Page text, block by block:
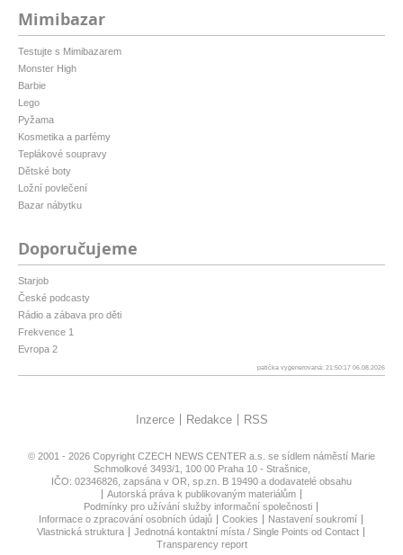
Mimibazar
Testujte s Mimibazarem
Monster High
Barbie
Lego
Pyžama
Kosmetika a parfémy
Teplákové soupravy
Dětské boty
Ložní povlečení
Bazar nábytku
Doporučujeme
Starjob
České podcasty
Rádio a zábava pro děti
Frekvence 1
Evropa 2
patička vygenerovaná: 21:50:17 06.08.2026
Inzerce Redakce RSS
© 2001 - 2026 Copyright CZECH NEWS CENTER a.s. se sídlem náměstí Marie
Schmolkové 3493/1, 100 00 Praha 10 - Strašnice,
IČO: 02346826, zapsána v OR, sp.zn. B 19490 a dodavatelé obsahu
Autorská práva k publikovaným materiálům
Podmínky pro užívání služby informační společnosti
Informace o zpracování osobních údajů
Cookies
Nastavení soukromí
Vlastnická struktura
Jednotná kontaktní místa / Single Points od Contact
Transparency report